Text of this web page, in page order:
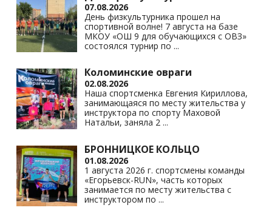
ni
ki
07.08.2026
День физкультурника прошел на
спортивной волне! 7 августа на базе
МКОУ «ОШ 9 для обучающихся с ОВЗ»
состоялся турнир по ...
Коломинские овраги
02.08.2026
Наша спортсменка Евгения Кириллова,
занимающаяся по месту жительства у
инструктора по спорту Маховой
Натальи, заняла 2 ...
БРОННИЦКОЕ КОЛЬЦО
01.08.2026
1 августа 2026 г. спортсмены команды
«Егорьевск-RUN», часть которых
занимается по месту жительства с
инструктором по ...